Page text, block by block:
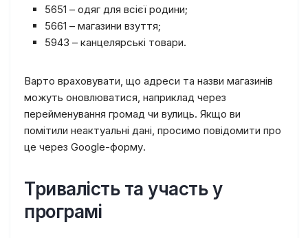
5651 – одяг для всієї родини;
5661 – магазини взуття;
5943 – канцелярські товари.
Варто враховувати, що адреси та назви магазинів
можуть оновлюватися, наприклад через
перейменування громад чи вулиць. Якщо ви
помітили неактуальні дані, просимо повідомити про
це через Google-форму.
Тривалість та участь у
програмі